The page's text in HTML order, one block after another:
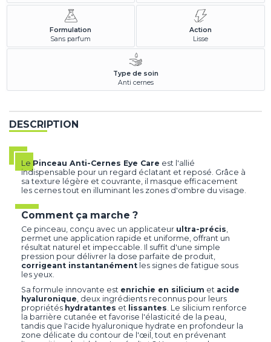
Formulation
Sans parfum
Action
Lisse
Type de soin
Anti cernes
DESCRIPTION
Le Pinceau Anti-Cernes Eye Care est l'allié
indispensable pour un regard éclatant et reposé. Grâce à
sa texture légère et couvrante, il masque efficacement
les cernes tout en illuminant les zones d'ombre du visage.
Comment ça marche ?
Ce pinceau, conçu avec un applicateur ultra-précis
permet une application rapide et uniforme, offrant un
résultat naturel et impeccable. Il suffit d'une simple
pression pour délivrer la dose parfaite de produit,
corrigeant instantanément les signes de fatigue sous
les yeux.
Sa formule innovante est enrichie en silicium et acide
hyaluronique , deux ingrédients reconnus pour leurs
propriétés hydratantes et lissantes . Le silicium renforce
la barrière cutanée et favorise l'élasticité de la peau,
tandis que l'acide hyaluronique hydrate en profondeur la
zone délicate du contour de l'œil, tout en prévenant